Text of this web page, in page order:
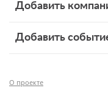
Добавить
Добавить
О проекте